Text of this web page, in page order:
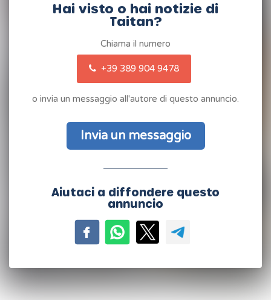
Hai visto o hai notizie di
Taitan?
Chiama il numero
+39 389 904 9478
o invia un messaggio all'autore di questo annuncio.
Invia un messaggio
Aiutaci a diffondere questo
annuncio